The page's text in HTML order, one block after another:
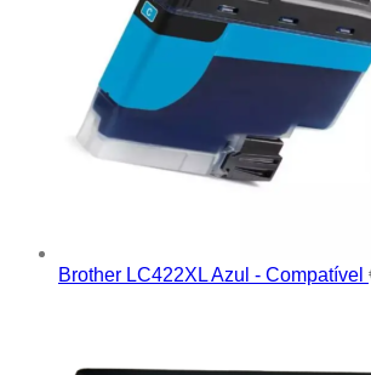
Brother LC422XL Azul - Compatível